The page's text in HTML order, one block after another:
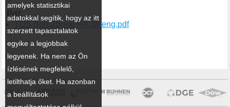
Pdf:
TDS Born2Bond RA 38 eng.pdf
amelyek statisztikai
adatokkal segítik, hogy az itt
szerzett tapasztalatok
egyike a legjobbak
legyenek. Ha nem az Ön
ízlésének megfelelő,
letilthatja őket. Ha azonban
a beállítások